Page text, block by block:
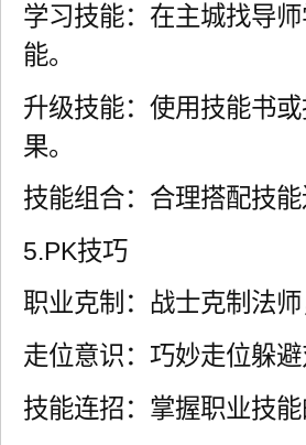
学习技能：在主城找导
能。
升级技能：使用技能书
果。
技能组合：合理搭配技
5.PK技巧
职业克制：战士克制法
走位意识：巧妙走位躲
技能连招：掌握职业技